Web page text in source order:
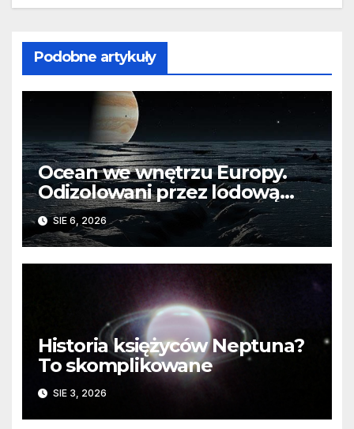
Podobne artykuły
Ocean we wnętrzu Europy.
Odizolowani przez lodową
barierę
SIE 6, 2026
Historia księżyców Neptuna?
To skomplikowane
SIE 3, 2026